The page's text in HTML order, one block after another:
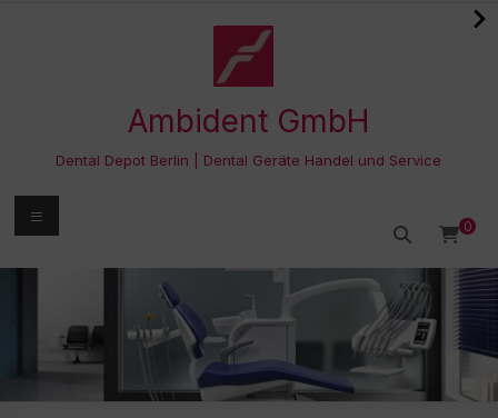
Ambident GmbH
Dental Depot Berlin | Dental Geräte Handel und Service
0
Menü